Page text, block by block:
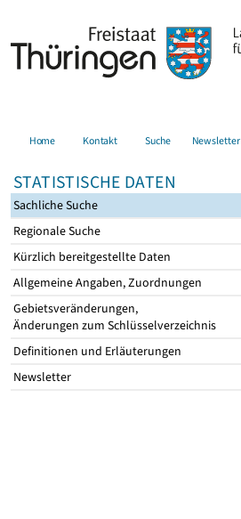
Home Kontakt Suche Newsletter
STATISTISCHE DATEN
Sachliche Suche
Regionale Suche
Kürzlich bereitgestellte Daten
Allgemeine Angaben, Zuordnungen
Gebietsveränderungen,
Änderungen zum Schlüsselverzeichnis
Definitionen und Erläuterungen
Newsletter